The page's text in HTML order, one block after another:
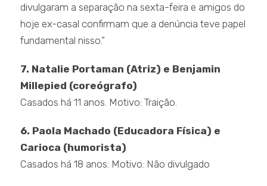
divulgaram a separação na sexta-feira e amigos do
hoje ex-casal confirmam que a denúncia teve papel
fundamental nisso.”
7. Natalie Portaman (Atriz) e Benjamin
Millepied (coreógrafo)
Casados há 11 anos. Motivo: Traição.
6. Paola Machado (Educadora Física) e
Carioca (humorista)
Casados há 18 anos. Motivo: Não divulgado